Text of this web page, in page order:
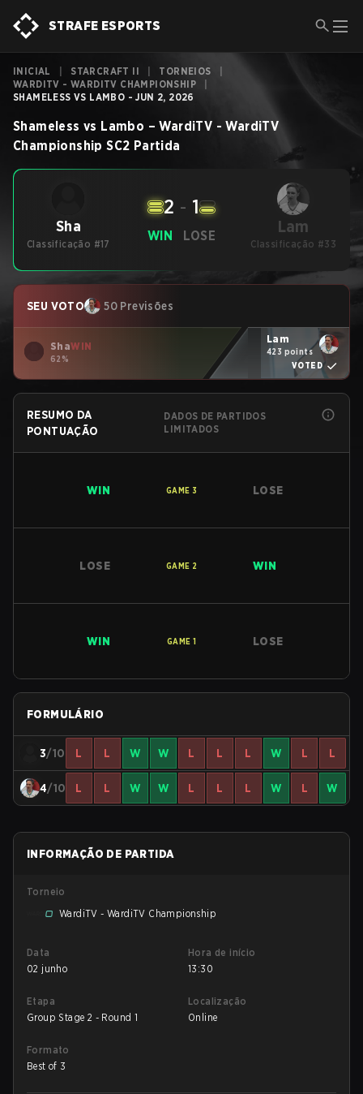
STRAFE ESPORTS
INICIAL STARCRAFT II TORNEIOS
WARDITV - WARDITV CHAMPIONSHIP
SHAMELESS VS LAMBO - JUN 2, 2026
Shameless vs Lambo –WardiTV - WardiTV
Championship SC2 Partida
Sha
Classificação #17
WIN
2 - 1
LOSE Lam
Classificação #33
SEU VOTO 50 Previsões
ShaWIN
62%
Lam
423 points
VOTED
RESUMO DA
PONTUAÇÃO
DADOS DE PARTIDOS
LIMITADOS
WIN GAME 3 LOSE
LOSE GAME 2 WIN
WIN GAME 1 LOSE
FORMULÁRIO
3/10 L L W W L L L W L L
4/10 L L W W L L L W L W
INFORMAÇÃO DE PARTIDA
Torneio
WardiTV - WardiTV Championship
Data
02 junho
Hora de início
13:30
Etapa
Group Stage 2 - Round 1
Localização
Online
Formato
Best of 3